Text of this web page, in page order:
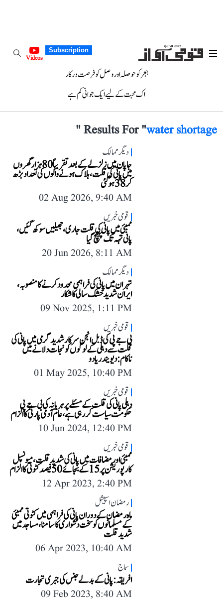
Subscription
Videos
ہجر کو حوصلہ اور وصل کو فرصت درکار
اک محبت کے لیے ایک جوانی کم ہے
Results For "water shortage
"
دیگر ممالک
جاپان میں زلزلے کے بعد تقریباً 80 ہزار گھروں
میں پانی کی قلت، ہلاک ہونے والوں کی تعداد بڑھ
کر 38 ہو گئی
02 Aug 2026, 9:40 AM
قومی خبریں
ممبئی میں پانی کی قلت جاری، جھیلیں سوکھ گئیں،
پانی تہہ تک پہنچ گیا
20 Jun 2026, 8:11 AM
دیگر ممالک
تہران میں پانی کی فراہمی محدود کرنے کا منصوبہ،
ایران شدید خشک سالی کا شکار
09 Nov 2025, 1:11 PM
قومی خبریں
بی جے پی کی ڈبل انجن سرکار شدید گرمی میں پانی کی
قلت سے دہلی کے لوگوں کو نجات دلانے میں
ناکام: دیویندر یادو
01 May 2025, 10:40 PM
قومی خبریں
دہلی پانی کی قلت کے مسئلے پر ہریانہ کی بی جے پی
حکومت سیاست کر رہی ہے، عام آدمی پارٹی کا الزام
10 Jun 2024, 12:40 PM
قومی خبریں
ممبئی اور مضافات میں پانی کی شدید قلت، میونسپل
کارپوریشن پر 15 کے بجائے 50 فیصد کٹوتی کا الزام
12 Apr 2023, 2:40 PM
رمضان اسپیشل
ماہ رمضان کے دوران پانی کی فراہمی میں کٹوتی ممبئی
کے مسلمانوں کو سخت دشواری کا سامنا، مساجد میں
شدید قلت
06 Apr 2023, 10:40 AM
سماج
افریقہ: پانی کے بدلے جنس کی جبری تجارت
09 Feb 2023, 8:40 AM